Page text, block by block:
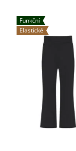
Funkční
Elastické